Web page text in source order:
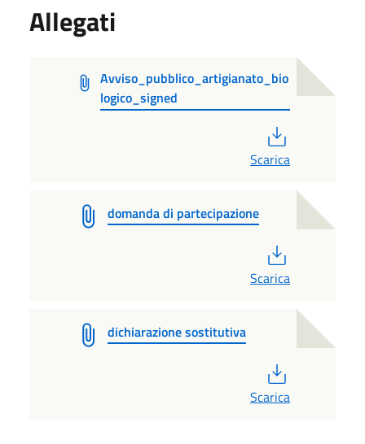
Allegati
Avviso_pubblico_artigianato_bio
logico_signed
Scarica
domanda di partecipazione
Scarica
dichiarazione sostitutiva
Scarica